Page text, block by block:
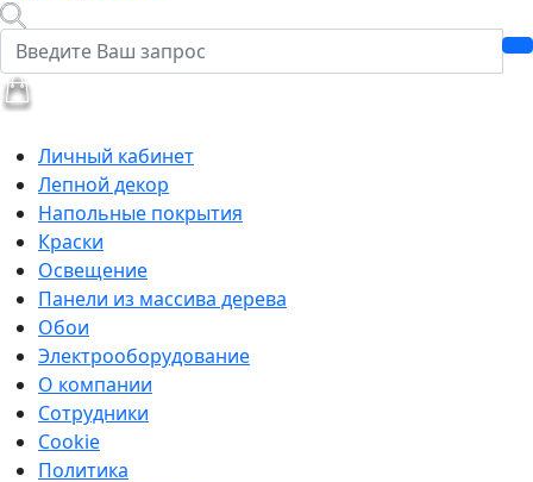
Личный кабинет
Лепной декор
Напольные покрытия
Краски
Освещение
Панели из массива дерева
Обои
Электрооборудование
О компании
Сотрудники
Cookie
Политика